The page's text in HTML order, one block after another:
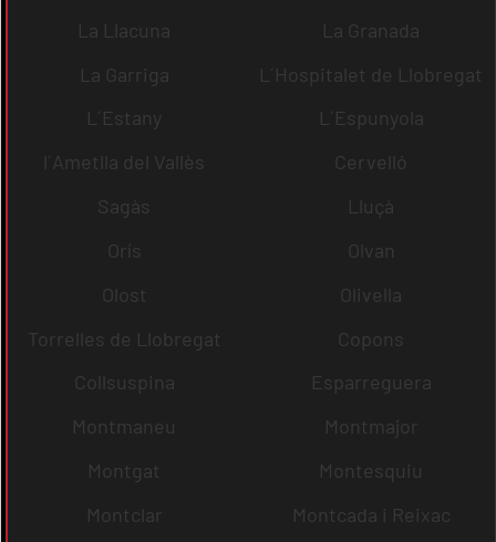
La Llacuna
La Granada
La Garriga
L´Hospitalet de Llobregat
L´Estany
L´Espunyola
l´Ametlla del Vallès
Cervelló
Sagàs
Lluçà
Orís
Olvan
Olost
Olivella
Torrelles de Llobregat
Copons
Collsuspina
Esparreguera
Montmaneu
Montmajor
Montgat
Montesquiu
Montclar
Montcada i Reixac